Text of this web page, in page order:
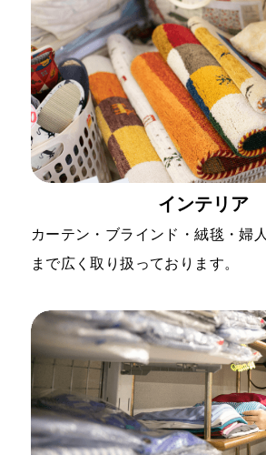
インテリア
カーテン・ブラインド・絨毯・婦
まで広く取り扱っております。